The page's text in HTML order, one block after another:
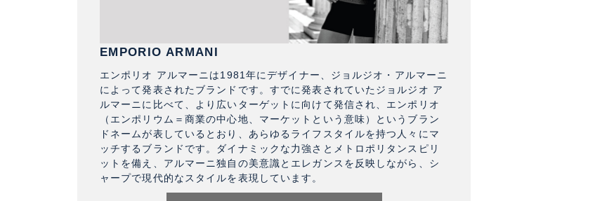
EMPORIO ARMANI
エンポリオ アルマーニは1981年にデザイナー、ジョルジオ・アルマーニ
によって発表されたブランドです。すでに発表されていたジョルジオ ア
ルマーニに比べて、より広いターゲットに向けて発信され、エンポリオ
（エンポリウム＝商業の中心地、マーケットという意味）というブラン
ドネームが表しているとおり、あらゆるライフスタイルを持つ人々にマ
ッチするブランドです。ダイナミックな力強さとメトロポリタンスピリ
ットを備え、アルマーニ独自の美意識とエレガンスを反映しながら、シ
ャープで現代的なスタイルを表現しています。